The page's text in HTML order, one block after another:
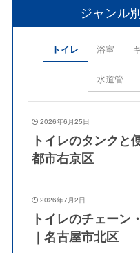
ジャンル
トイレ 浴室
水道管
2026年6月25日
トイレのタンクと
都市右京区
2026年7月2日
トイレのチェーン
｜名古屋市北区